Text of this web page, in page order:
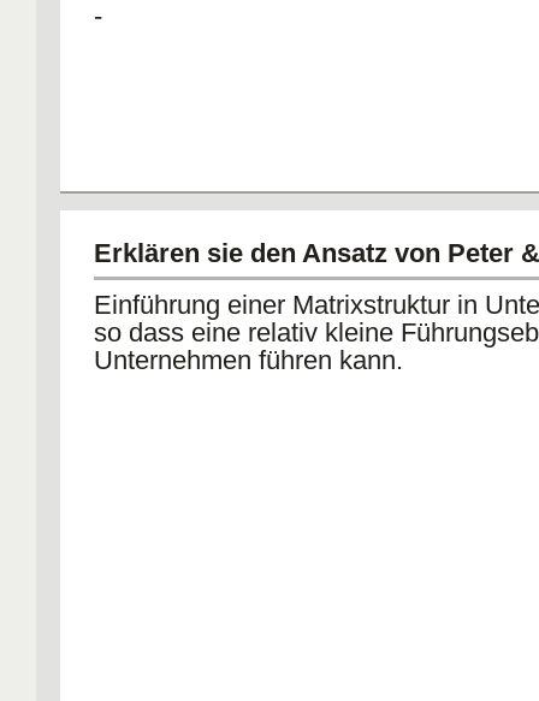
-
Erklären sie den Ansatz von Peter
Einführung einer Matrixstruktur in
so dass eine relativ kleine
Unternehmen führen kann.